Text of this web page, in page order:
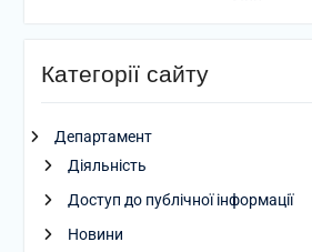
Категорії сайту
Департамент
Діяльність
Доступ до публічної інформації
Новини